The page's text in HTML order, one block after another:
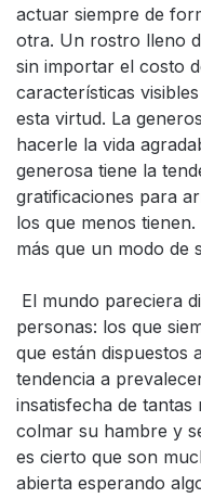
actuar siempre de
otra. Un rostro lleno
sin importar el costo
características
esta virtud. La
hacerle la vida
generosa tiene la
gratificaciones para
los que menos
más que un modo de
El mundo pareciera
personas: los que
que están dispuestos
tendencia a
insatisfecha de tantas
colmar su hambre y
es cierto que son
abierta esperando